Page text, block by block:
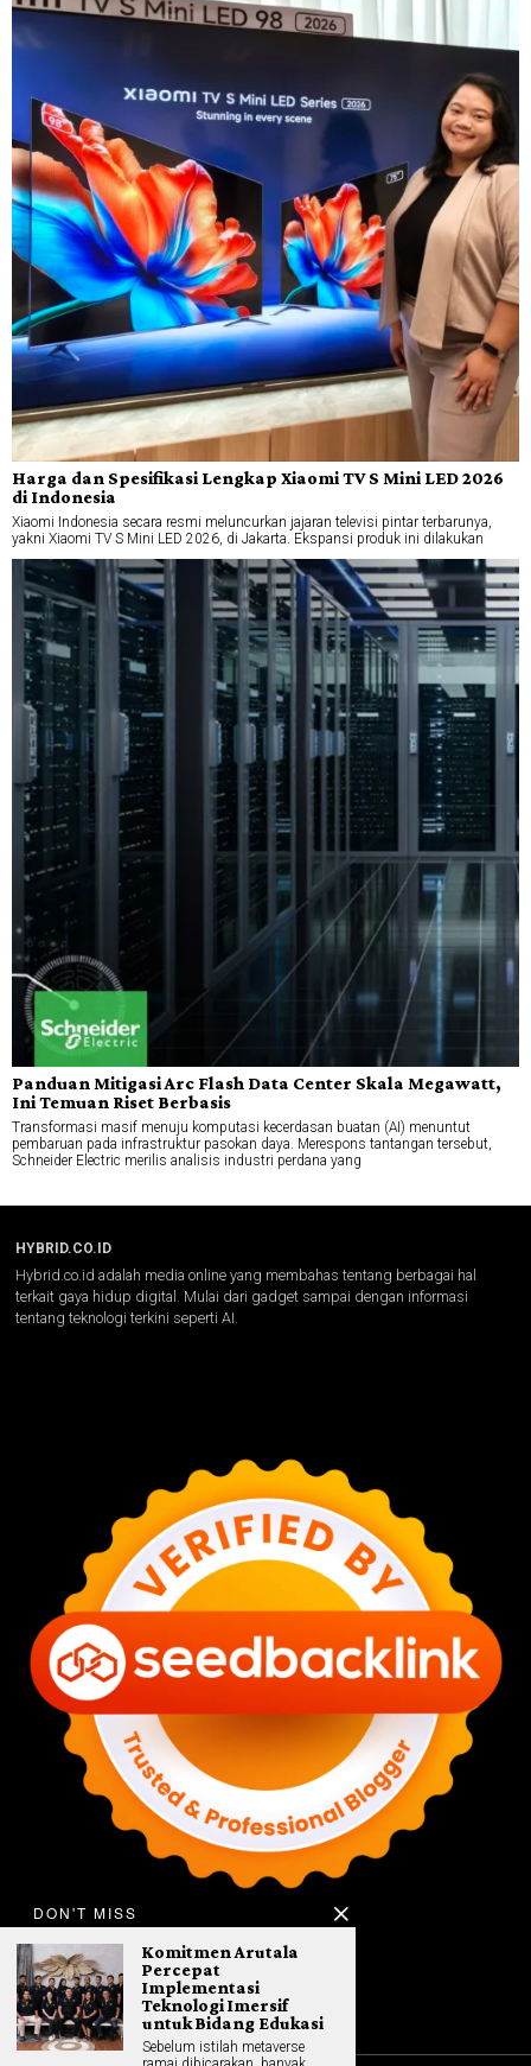
Harga dan Spesifikasi Lengkap Xiaomi TV S Mini LED 2026
di Indonesia
Xiaomi Indonesia secara resmi meluncurkan jajaran televisi pintar terbarunya,
yakni Xiaomi TV S Mini LED 2026, di Jakarta. Ekspansi produk ini dilakukan
Panduan Mitigasi Arc Flash Data Center Skala Megawatt,
Ini Temuan Riset Berbasis
Transformasi masif menuju komputasi kecerdasan buatan (AI) menuntut
pembaruan pada infrastruktur pasokan daya. Merespons tantangan tersebut,
Schneider Electric merilis analisis industri perdana yang
HYBRID.CO.ID
Hybrid.co.id adalah media online yang membahas tentang berbagai hal
terkait gaya hidup digital. Mulai dari gadget sampai dengan informasi
tentang teknologi terkini seperti AI.
DON'T MISS
Komitmen Arutala
Percepat
Implementasi
Teknologi Imersif
untuk Bidang Edukasi
Sebelum istilah metaverse